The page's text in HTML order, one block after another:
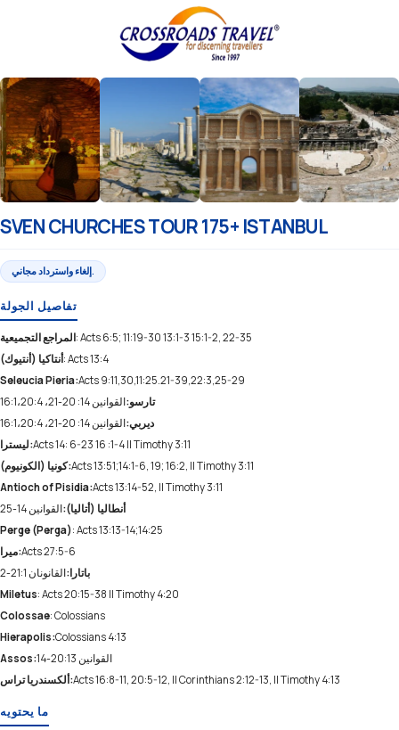
SVEN CHURCHES TOUR 175+ ISTANBUL
إلغاء واسترداد مجاني.
تفاصيل الجولة
المراجع التجميعية: Acts 6:5; 11:19-30 13:1-3 15:1-2, 22-35
أنتاكيا (أنتيوك): Acts 13:4
Seleucia Pieria:Acts 9:11,30,11:25.21-39,22:3,25-29
تارسو:القوانين 14: 20-21، 16:1،20:4
ديربي:القوانين 14: 20-21، 16:1،20:4
ليسترا:Acts 14: 6-23 16 :1-4 II Timothy 3:11
كونيا (الكونيوم):Acts 13:51;14:1-6, 19; 16:2, II Timothy 3:11
Antioch of Pisidia:Acts 13:14-52, II Timothy 3:11
أنطاليا (أتاليا):القوانين 14-25
Perge (Perga): Acts 13:13-14;14:25
ميرا:Acts 27:5-6
باتارا:القانونان 21:1-2
Miletus: Acts 20:15-38 II Timothy 4:20
Colossae: Colossians
Hierapolis:Colossians 4:13
Assos:
القوانين 20:13-14
ألكسندريا تراس:Acts 16:8-11, 20:5-12, II Corinthians 2:12-13, II Timothy 4:13
ما يحتويه